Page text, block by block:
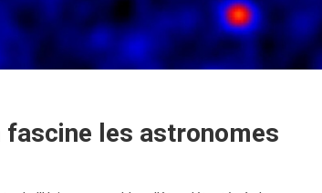
les astronomes